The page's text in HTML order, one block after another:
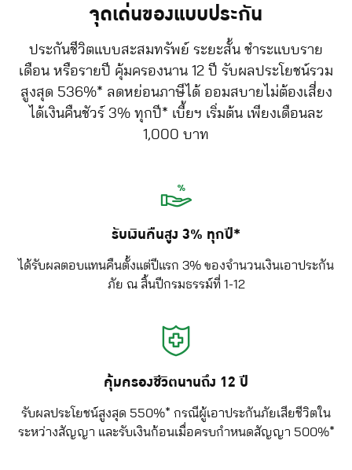
จุดเด่นของแบบประกัน
ประกันชีวิตแบบสะสมทรัพย์ ระยะสั้น ชำระแบบราย
เดือน หรือรายปี คุ้มครองนาน 12 ปี รับผลประโยชน์รวม
สูงสุด 536%* ลดหย่อนภาษีได้ ออมสบายไม่ต้องเสี่ยง
ได้เงินคืนชัวร์ 3% ทุกปี* เบี้ยฯ เริ่มต้น เพียงเดือนละ
1,000 บาท
รับเงินคืนสูง 3% ทุกปี*
ได้รับผลตอบแทนคืนตั้งแต่ปีแรก 3% ของจำนวนเงินเอาประกัน
ภัย ณ สิ้นปีกรมธรรม์ที่ 1-12
คุ้มครองชีวิตนานถึง 12 ปี
รับผลประโยชน์สูงสุด 550%* กรณีผู้เอาประกันภัยเสียชีวิตใน
ระหว่างสัญญา และรับเงินก้อนเมื่อครบกำหนดสัญญา 500%*